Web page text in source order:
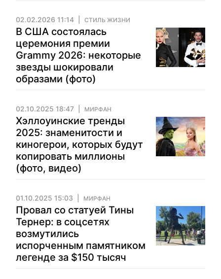
02.02.2026 11:14 СТИЛЬ ЖИЗНИ
В США состоялась
церемония премии
Grammy 2026: некоторые
звезды шокировали
образами (фото)
02.10.2025 18:47 МИРФАН
Хэллоуинские тренды
2025: знаменитости и
киногерои, которых будут
копировать миллионы
(фото, видео)
01.10.2025 15:03 МИРФАН
Провал со статуей Тины
Тернер: в соцсетях
возмутились
испорченным памятником
легенде за $150 тысяч